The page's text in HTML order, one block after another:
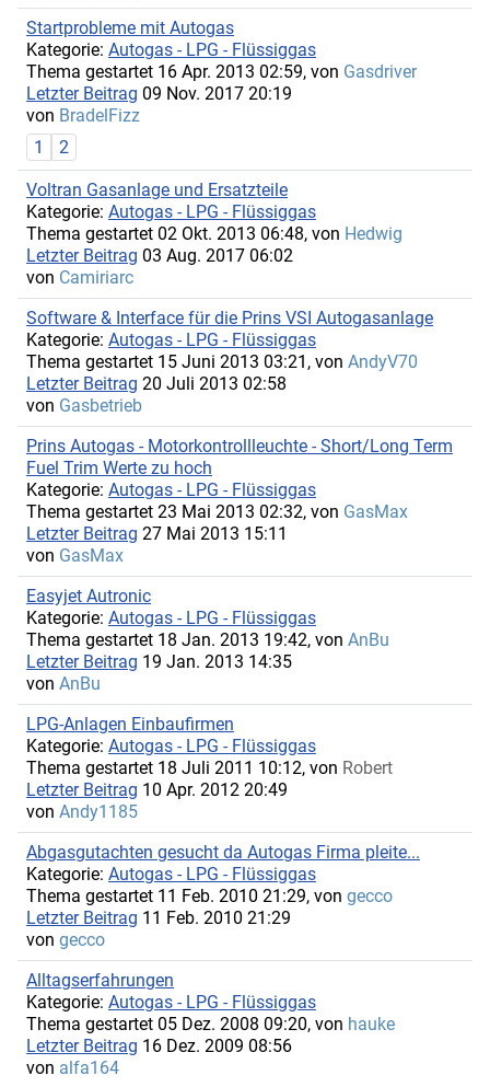
Startprobleme mit Autogas
Kategorie: Autogas - LPG - Flüssiggas
Thema gestartet 16 Apr. 2013 02:59, von Gasdriver
Letzter Beitrag 09 Nov. 2017 20:19
von BradelFizz
1
2
Voltran Gasanlage und Ersatzteile
Kategorie: Autogas - LPG - Flüssiggas
Thema gestartet 02 Okt. 2013 06:48, von Hedwig
Letzter Beitrag 03 Aug. 2017 06:02
von Camiriarc
Software & Interface für die Prins VSI Autogasanlage
Kategorie: Autogas - LPG - Flüssiggas
Thema gestartet 15 Juni 2013 03:21, von AndyV70
Letzter Beitrag 20 Juli 2013 02:58
von Gasbetrieb
Prins Autogas - Motorkontrollleuchte - Short/Long Term
Fuel Trim Werte zu hoch
Kategorie: Autogas - LPG - Flüssiggas
Thema gestartet 23 Mai 2013 02:32, von GasMax
Letzter Beitrag 27 Mai 2013 15:11
von GasMax
Easyjet Autronic
Kategorie: Autogas - LPG - Flüssiggas
Thema gestartet 18 Jan. 2013 19:42, von AnBu
Letzter Beitrag 19 Jan. 2013 14:35
von AnBu
LPG-Anlagen Einbaufirmen
Kategorie: Autogas - LPG - Flüssiggas
Thema gestartet 18 Juli 2011 10:12, von Robert
Letzter Beitrag 10 Apr. 2012 20:49
von Andy1185
Abgasgutachten gesucht da Autogas Firma pleite...
Kategorie: Autogas - LPG - Flüssiggas
Thema gestartet 11 Feb. 2010 21:29, von gecco
Letzter Beitrag 11 Feb. 2010 21:29
von gecco
Alltagserfahrungen
Kategorie: Autogas - LPG - Flüssiggas
Thema gestartet 05 Dez. 2008 09:20, von hauke
Letzter Beitrag 16 Dez. 2009 08:56
von alfa164